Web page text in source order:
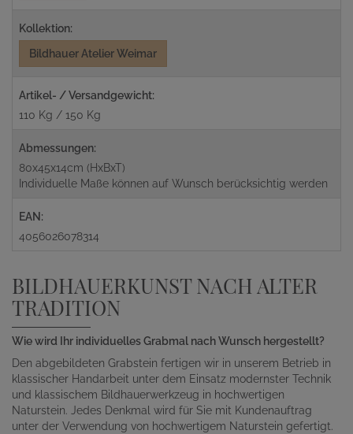
Kollektion:
Bildhauer Atelier Weimar
Artikel- / Versandgewicht:
110 Kg / 150 Kg
Abmessungen:
80x45x14cm (HxBxT)
Individuelle Maße können auf Wunsch berücksichtig werden
EAN:
4056026078314
BILDHAUERKUNST NACH ALTER
TRADITION
Wie wird Ihr individuelles Grabmal nach Wunsch hergestellt?
Den abgebildeten Grabstein fertigen wir in unserem Betrieb in
klassischer Handarbeit unter dem Einsatz modernster Technik
und klassischem Bildhauerwerkzeug in hochwertigen
Naturstein. Jedes Denkmal wird für Sie mit Kundenauftrag
unter der Verwendung von hochwertigem Naturstein gefertigt.